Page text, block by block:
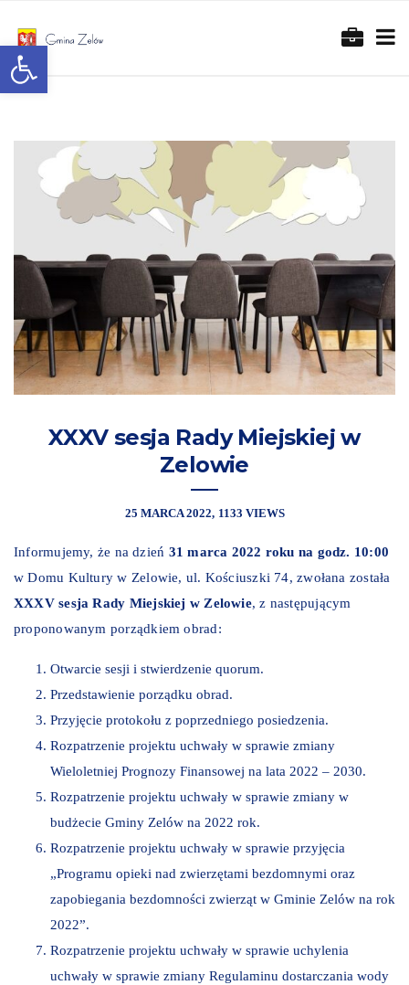
Otwórz pasek narzędzi
XXXV sesja Rady Miejskiej w
Zelowie
25 MARCA 2022 1133 VIEWS
Informujemy, że na dzień 31 marca 2022 roku na godz. 10:00
w Domu Kultury w Zelowie, ul. Kościuszki 74, zwołana została
XXXV sesja Rady Miejskiej w Zelowie, z następującym
proponowanym porządkiem obrad:
Otwarcie sesji i stwierdzenie quorum.
Przedstawienie porządku obrad.
Przyjęcie protokołu z poprzedniego posiedzenia.
Rozpatrzenie projektu uchwały w sprawie zmiany
Wieloletniej Prognozy Finansowej na lata 2022 – 2030.
Rozpatrzenie projektu uchwały w sprawie zmiany w
budżecie Gminy Zelów na 2022 rok.
Rozpatrzenie projektu uchwały w sprawie przyjęcia
„Programu opieki nad zwierzętami bezdomnymi oraz
zapobiegania bezdomności zwierząt w Gminie Zelów na rok
2022”.
Rozpatrzenie projektu uchwały w sprawie uchylenia
uchwały w sprawie zmiany Regulaminu dostarczania wody